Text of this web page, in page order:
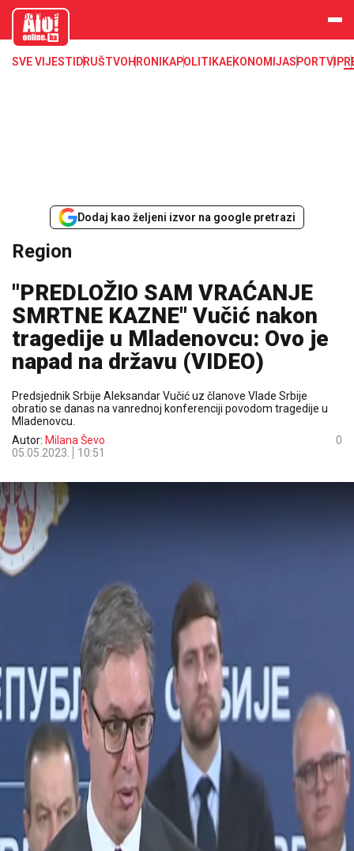
aloonline.b
SVE VIJESTI DRUŠTVOHRONIKAPOLITIKAEKONOMIJASPORTVIP
Dodaj kao željeni izvor na google pretrazi
Region
"PREDLOŽIO SAM VRAĆANJE
SMRTNE KAZNE" Vučić nakon
tragedije u Mladenovcu: Ovo je
napad na državu (VIDEO)
Predsjednik Srbije Aleksandar Vučić uz članove Vlade Srbije
obratio se danas na vanrednoj konferenciji povodom tragedije u
Mladenovcu.
Autor: Milana Ševo
05.05.2023.
10:51
0